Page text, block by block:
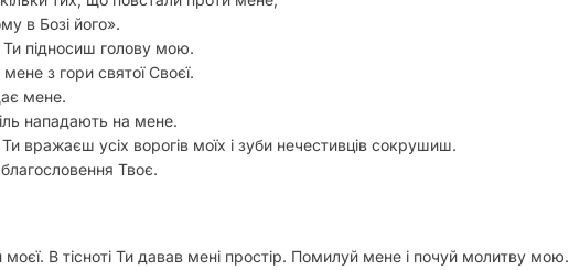
в Бозі його».
підносиш голову мою.
з гори святої Своєї.
мене.
нападають на мене.
вражаєш усіх ворогів моїх і зуби нечестивців сокрушиш.
Твоє.
В тісноті Ти давав мені простір. Помилуй мене і почуй молитву мою.